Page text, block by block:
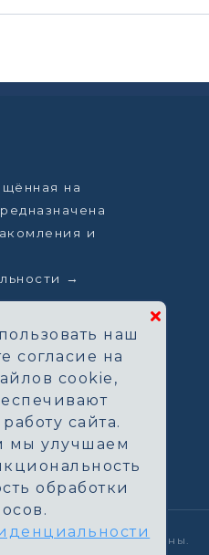
на
и
→
Москва
Все права защищены.
наш
согласие на
cookie,
сайта.
мы улучшаем
обработки